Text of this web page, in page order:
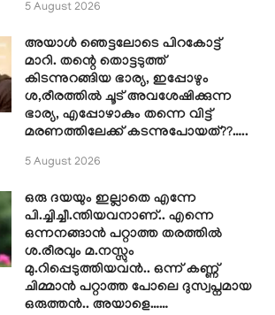
5 August 2026
അയാൾ ഞെട്ടലോടെ പിറകോട്ട്
മാറി. തന്റെ തൊട്ടടുത്ത്
കിടന്നുറങ്ങിയ ഭാര്യ, ഇപ്പോഴും
ശ,രീരത്തിൽ ചൂട് അവശേഷിക്കുന്ന
ഭാര്യ, എപ്പോഴാകും തന്നെ വിട്ട്
മരണത്തിലേക്ക് കടന്നുപോയത്??…..
5 August 2026
ഒരു ദയയും ഇല്ലാതെ എന്നേ
പി.ച്ചിച്ചീ.ന്തിയവനാണ്.. എന്നെ
ഒന്നനങ്ങാൻ പറ്റാത്ത തരത്തിൽ
ശ.രീരവും മ.നസ്സും
മു.റിപ്പെടുത്തിയവൻ.. ഒന്ന് കണ്ണ്
ചിമ്മാൻ പറ്റാത്ത പോലെ ദുസ്വപ്നമായ
ഒരുത്തൻ.. അയാളെ……